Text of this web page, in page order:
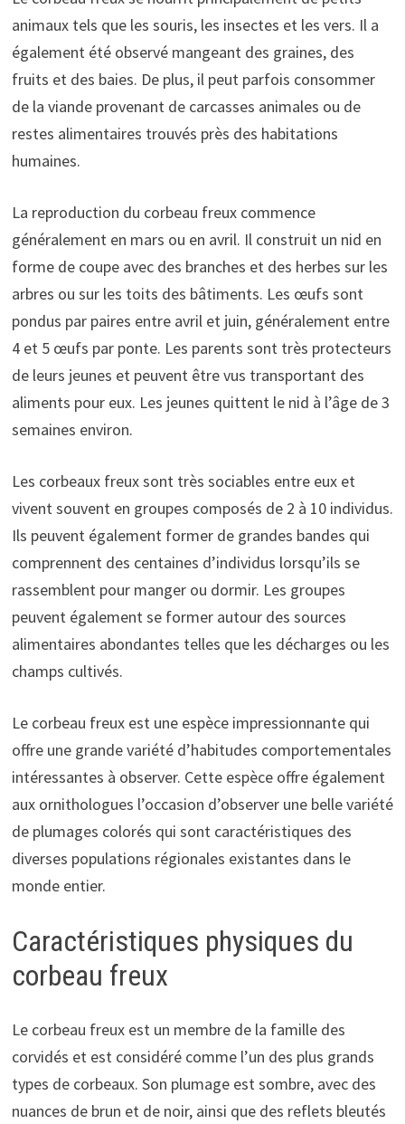
animaux tels que les souris, les insectes et les vers. Il a
également été observé mangeant des graines, des
fruits et des baies. De plus, il peut parfois consommer
de la viande provenant de carcasses animales ou de
restes alimentaires trouvés près des habitations
humaines.
La reproduction du corbeau freux commence
généralement en mars ou en avril. Il construit un nid en
forme de coupe avec des branches et des herbes sur les
arbres ou sur les toits des bâtiments. Les œufs sont
pondus par paires entre avril et juin, généralement entre
4 et 5 œufs par ponte. Les parents sont très protecteurs
de leurs jeunes et peuvent être vus transportant des
aliments pour eux. Les jeunes quittent le nid à l’âge de 3
semaines environ.
Les corbeaux freux sont très sociables entre eux et
vivent souvent en groupes composés de 2 à 10 individus.
Ils peuvent également former de grandes bandes qui
comprennent des centaines d’individus lorsqu’ils se
rassemblent pour manger ou dormir. Les groupes
peuvent également se former autour des sources
alimentaires abondantes telles que les décharges ou les
champs cultivés.
Le corbeau freux est une espèce impressionnante qui
offre une grande variété d’habitudes comportementales
intéressantes à observer. Cette espèce offre également
aux ornithologues l’occasion d’observer une belle variété
de plumages colorés qui sont caractéristiques des
diverses populations régionales existantes dans le
monde entier.
Caractéristiques physiques du
corbeau freux
Le corbeau freux est un membre de la famille des
corvidés et est considéré comme l’un des plus grands
types de corbeaux. Son plumage est sombre, avec des
nuances de brun et de noir, ainsi que des reflets bleutés